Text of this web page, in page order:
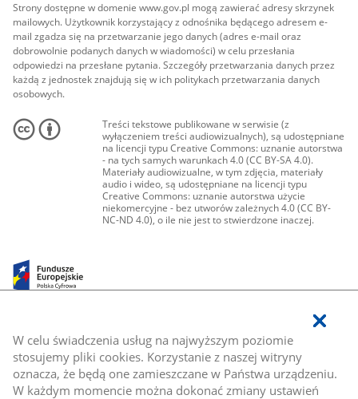
W celu świadczenia usług na najwyższym poziomie
stosujemy pliki cookies. Korzystanie z naszej witryny
oznacza, że będą one zamieszczane w Państwa urządzeniu.
W każdym momencie można dokonać zmiany ustawień
Strony dostępne w domenie www.gov.pl mogą zawierać adresy skrzynek
mailowych. Użytkownik korzystający z odnośnika będącego adresem e-
mail zgadza się na przetwarzanie jego danych (adres e-mail oraz
dobrowolnie podanych danych w wiadomości) w celu przesłania
odpowiedzi na przesłane pytania. Szczegóły przetwarzania danych przez
każdą z jednostek znajdują się w ich politykach przetwarzania danych
osobowych.
Treści tekstowe publikowane w serwisie (z
wyłączeniem treści audiowizualnych), są udostępniane
na licencji typu Creative Commons: uznanie autorstwa
- na tych samych warunkach 4.0 (CC BY-SA 4.0).
Materiały audiowizualne, w tym zdjęcia, materiały
audio i wideo, są udostępniane na licencji typu
Creative Commons: uznanie autorstwa użycie
niekomercyjne - bez utworów zależnych 4.0 (CC BY-
NC-ND 4.0), o ile nie jest to stwierdzone inaczej.